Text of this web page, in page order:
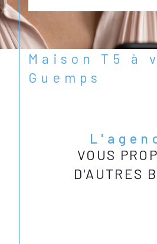
Maison T5 à vendre
Guemps
VOUS
D'AUTRES